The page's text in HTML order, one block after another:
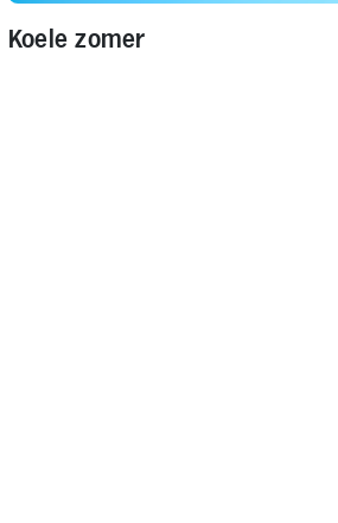
Koele zomer